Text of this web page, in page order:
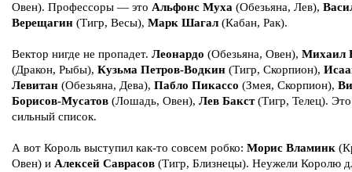
Овен). Профессоры — это Альфонс Муха (Обезьяна, Лев),
Верещагин (Тигр, Весы), Марк Шагал (Кабан, Рак).
Вектор нигде не пропадет. Леонардо (Обезьяна, Овен), Михаил
(Дракон, Рыбы), Кузьма Петров-Водкин (Тигр, Скорпион),
Левитан (Обезьяна, Дева), Пабло Пикассо (Змея, Скорпион),
Борисов-Мусатов (Лошадь, Овен), Лев Бакст(Тигр, Телец).
сильный список.
А вот Король выступил как-то совсем робко: Морис Вламинк
Овен) и Алексей Саврасов (Тигр, Близнецы). Неужели Королю